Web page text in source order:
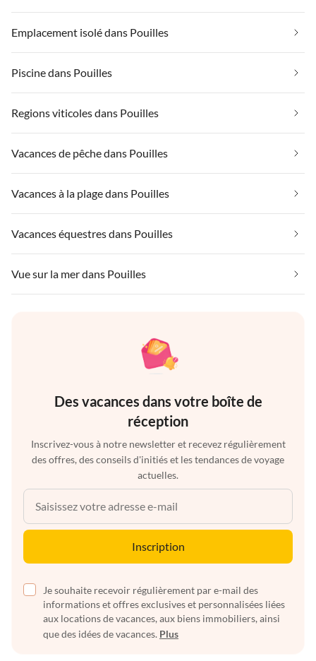
Emplacement isolé dans Pouilles
Piscine dans Pouilles
Regions viticoles dans Pouilles
Vacances de pêche dans Pouilles
Vacances à la plage dans Pouilles
Vacances équestres dans Pouilles
Vue sur la mer dans Pouilles
Des vacances dans votre boîte de
réception
Inscrivez-vous à notre newsletter et recevez régulièrement
des offres, des conseils d'initiés et les tendances de voyage
actuelles.
Inscription
Je souhaite recevoir régulièrement par e-mail des
informations et offres exclusives et personnalisées liées
aux locations de vacances, aux biens immobiliers, ainsi
que des idées de vacances. Plus